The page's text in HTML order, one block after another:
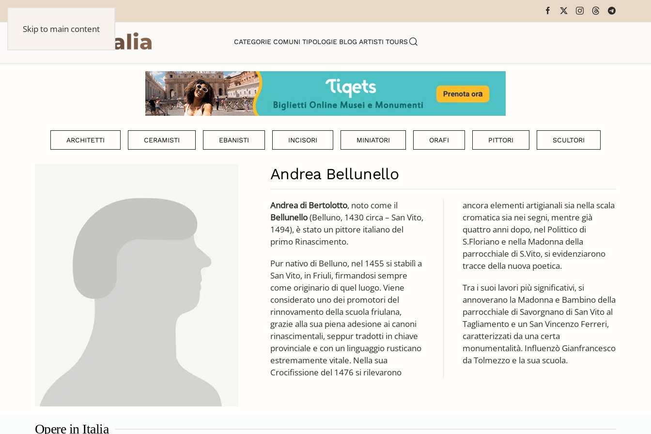
Skip to main content
CATEGORIE COMUNI TIPOLOGIE BLOG ARTISTI TOURS
ARCHITETTI CERAMISTI EBANISTI INCISORI MINIATORI ORAFI PITTORI SCULTORI
Andrea Bellunello
Andrea di Bertolotto, noto come il
Bellunello(Belluno, 1430 circa – San Vito,
1494), è stato un pittore italiano del
primo Rinascimento.
Pur nativo di Belluno, nel 1455 si stabilì a
San Vito, in Friuli, firmandosi sempre
come originario di quel luogo. Viene
considerato uno dei promotori del
rinnovamento della scuola friulana,
grazie alla sua piena adesione ai canoni
rinascimentali, seppur tradotti in chiave
provinciale e con un linguaggio rusticano
estremamente vitale. Nella sua
Crocifissione del 1476 si rilevarono
ancora elementi artigianali sia nella scala
cromatica sia nei segni, mentre già
quattro anni dopo, nel Polittico di
S.Floriano e nella Madonna della
parrocchiale di S.Vito, si evidenziarono
tracce della nuova poetica.
Tra i suoi lavori più significativi, si
annoverano la Madonna e Bambino della
parrocchiale di Savorgnano di San Vito al
Tagliamento e un San Vincenzo Ferreri,
caratterizzati da una certa
monumentalità. Influenzò Gianfrancesco
da Tolmezzo e la sua scuola.
Opere in Italia